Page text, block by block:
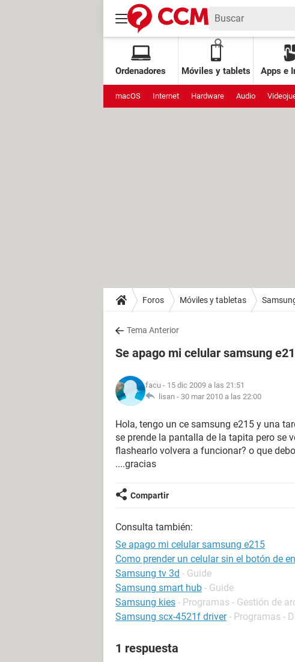
Ordenadores Móviles y tablets Apps e
macOS Internet Hardware Audio
Foros Móviles y tabletas
Tema Anterior
Se apago mi celular samsung
facu - 15 dic 2009 a las 21:51
lisan - 30 mar 2010 a las 22:00
Hola, tengo un ce samsung e215 y una
se prende la pantalla de la tapita pero se
flashearlo volvera a funcionar? o que
....gracias
Compartir
Consulta también:
Se apago mi celular samsung e215
Como prender un celular sin el botón de
Samsung tv 3d - Guide
Samsung smart hub - Guide
Samsung kies - Programas - Gestión de
Samsung scx-4521f driver - Programas -
1 respuesta